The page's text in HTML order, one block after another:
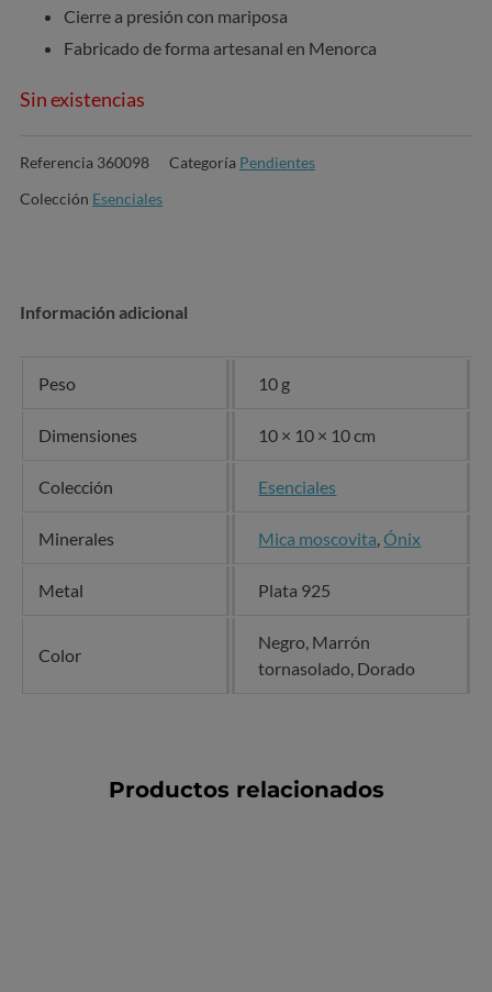
Cierre a presión con mariposa
Fabricado de forma artesanal en Menorca
Sin existencias
Referencia 360098 Categoría Pendientes
Colección Esenciales
Información adicional
Peso 10 g
Dimensiones 10 × 10 × 10 cm
Colección Esenciales
Minerales Mica moscovita,Ónix
Metal Plata 925
Color
Negro, Marrón
tornasolado, Dorado
Productos relacionados